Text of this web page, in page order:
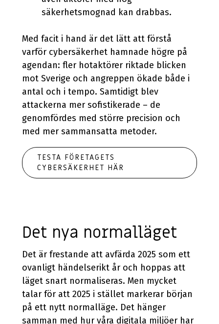
säkerhetsmognad kan drabbas.
Med facit i hand är det lätt att förstå
varför cybersäkerhet hamnade högre på
agendan: fler hotaktörer riktade blicken
mot Sverige och angreppen ökade både i
antal och i tempo. Samtidigt blev
attackerna mer sofistikerade – de
genomfördes med större precision och
med mer sammansatta metoder.
TESTA FÖRETAGETS
CYBERSÄKERHET HÄR
Det nya normalläget
Det är frestande att avfärda 2025 som ett
ovanligt händelserikt år och hoppas att
läget snart normaliseras. Men mycket
talar för att 2025 i stället markerar början
på ett nytt normalläge. Det hänger
samman med hur våra digitala miljöer har